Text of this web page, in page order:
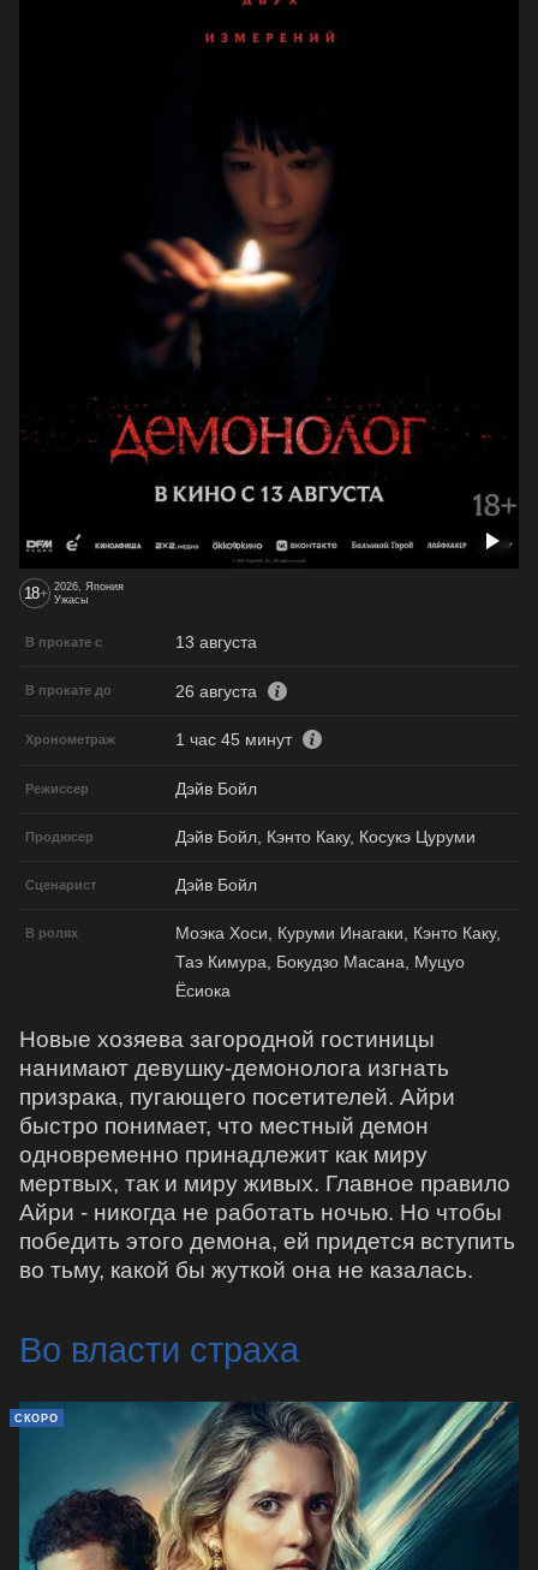
18+ 2026, Япония
Ужасы
В прокате с 13 августа
В прокате до 26 августа
Хронометраж 1 час 45 минут
Режиссер Дэйв Бойл
Продюсер Дэйв Бойл, Кэнто Каку, Косукэ Цуруми
Сценарист Дэйв Бойл
В ролях
Моэка Хоси, Куруми Инагаки, Кэнто Каку,
Таэ Кимура, Бокудзо Масана, Муцуо
Ёсиока
Новые хозяева загородной гостиницы
нанимают девушку-демонолога изгнать
призрака, пугающего посетителей. Айри
быстро понимает, что местный демон
одновременно принадлежит как миру
мертвых, так и миру живых. Главное правило
Айри - никогда не работать ночью. Но чтобы
победить этого демона, ей придется вступить
во тьму, какой бы жуткой она не казалась.
Во власти страха
СКОРО